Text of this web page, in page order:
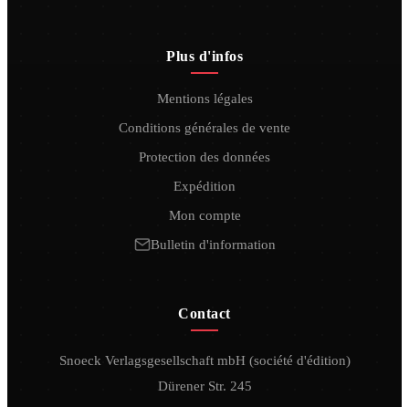
Plus d'infos
Mentions légales
Conditions générales de vente
Protection des données
Expédition
Mon compte
Bulletin d'information
Contact
Snoeck Verlagsgesellschaft mbH (société d'édition)
Dürener Str. 245